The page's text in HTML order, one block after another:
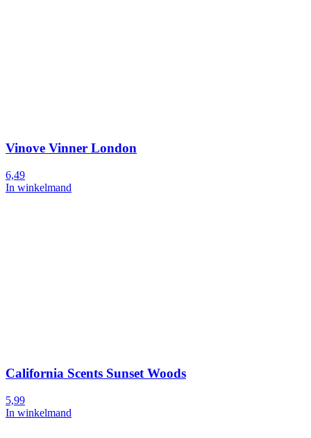
Vinove Vinner London
6,49
In winkelmand
California Scents Sunset Woods
5,99
In winkelmand